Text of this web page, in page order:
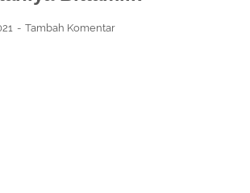
Tambah Komentar